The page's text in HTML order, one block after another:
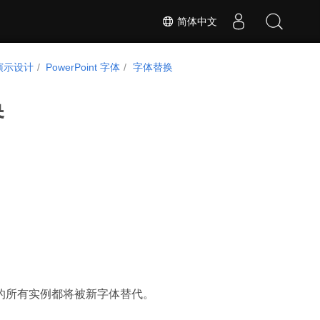
简体中文
示设计 PowerPoint 字体 字体替换
有实例都将被新字体替代。